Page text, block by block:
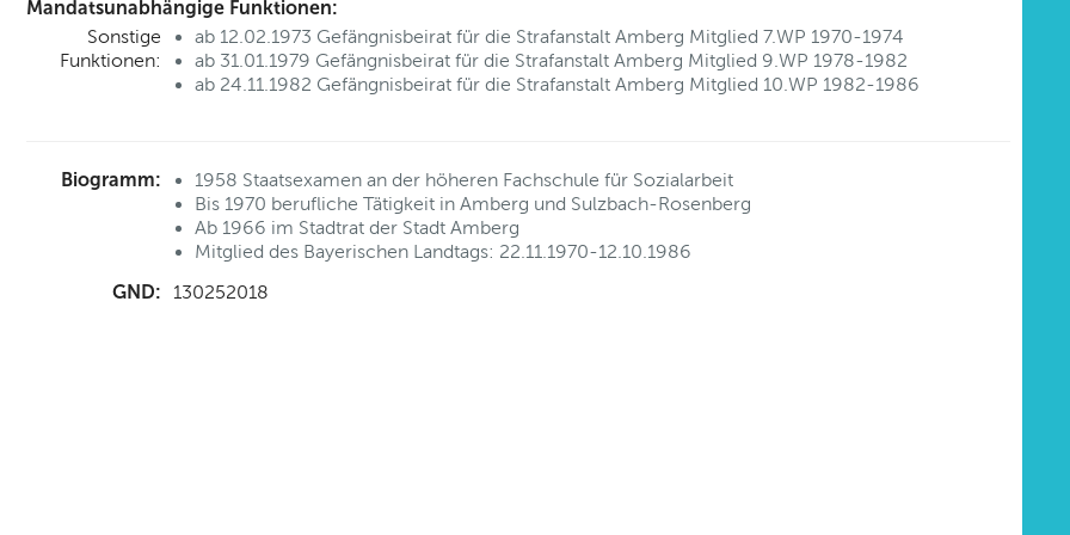
Mandatsunabhängige Funktionen:
Sonstige
Funktionen:
ab 12.02.1973 Gefängnisbeirat für die Strafanstalt Amberg Mitglied 7.WP 1970-1974
ab 31.01.1979 Gefängnisbeirat für die Strafanstalt Amberg Mitglied 9.WP 1978-1982
ab 24.11.1982 Gefängnisbeirat für die Strafanstalt Amberg Mitglied 10.WP 1982-1986
Biogramm:
1958 Staatsexamen an der höheren Fachschule für Sozialarbeit
Bis 1970 berufliche Tätigkeit in Amberg und Sulzbach-Rosenberg
Ab 1966 im Stadtrat der Stadt Amberg
Mitglied des Bayerischen Landtags: 22.11.1970-12.10.1986
GND: 130252018